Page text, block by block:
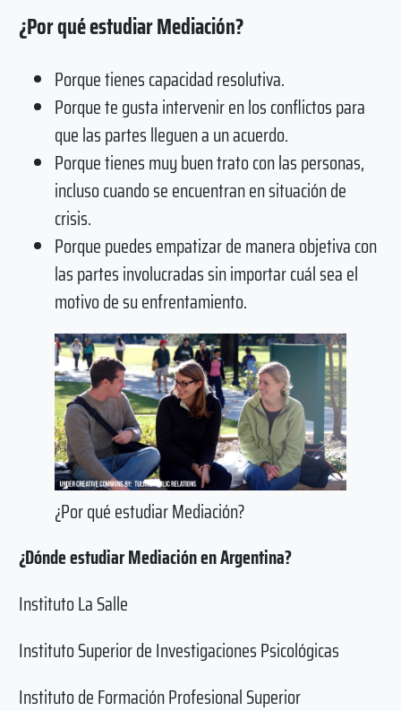
¿Por qué estudiar Mediación?
Porque tienes capacidad resolutiva.
Porque te gusta intervenir en los conflictos para
que las partes lleguen a un acuerdo.
Porque tienes muy buen trato con las personas,
incluso cuando se encuentran en situación de
crisis.
Porque puedes empatizar de manera objetiva con
las partes involucradas sin importar cuál sea el
motivo de su enfrentamiento.
¿Por qué estudiar Mediación?
¿Dónde estudiar Mediación en Argentina?
Instituto La Salle
Instituto Superior de Investigaciones Psicológicas
Instituto de Formación Profesional Superior